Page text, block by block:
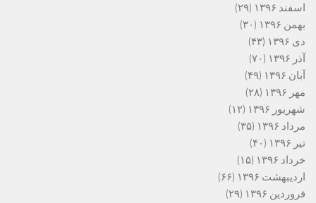
اسفند ۱۳۹۶
(۲۹)
بهمن ۱۳۹۶
(۳۰)
دی ۱۳۹۶
(۴۳)
آذر ۱۳۹۶
(۷۰)
آبان ۱۳۹۶
(۴۹)
مهر ۱۳۹۶
(۲۸)
شهریور ۱۳۹۶
(۱۲)
مرداد ۱۳۹۶
(۳۵)
تیر ۱۳۹۶
(۴۰)
خرداد ۱۳۹۶
(۱۵)
اردیبهشت ۱۳۹۶
(۶۶)
فروردین ۱۳۹۶
(۲۹)